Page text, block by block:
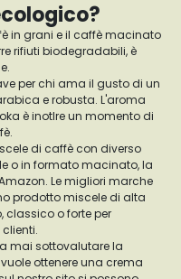
in grani e il caffè macinato
rifiuti biodegradabili, è
per chi ama il gusto di un
e robusta. L'aroma
è inotlre un momento di
di caffè con diverso
o in formato macinato, la
Le migliori marche
prodotto miscele di alta
o forte per
mai sottovalutare la
ottenere una crema